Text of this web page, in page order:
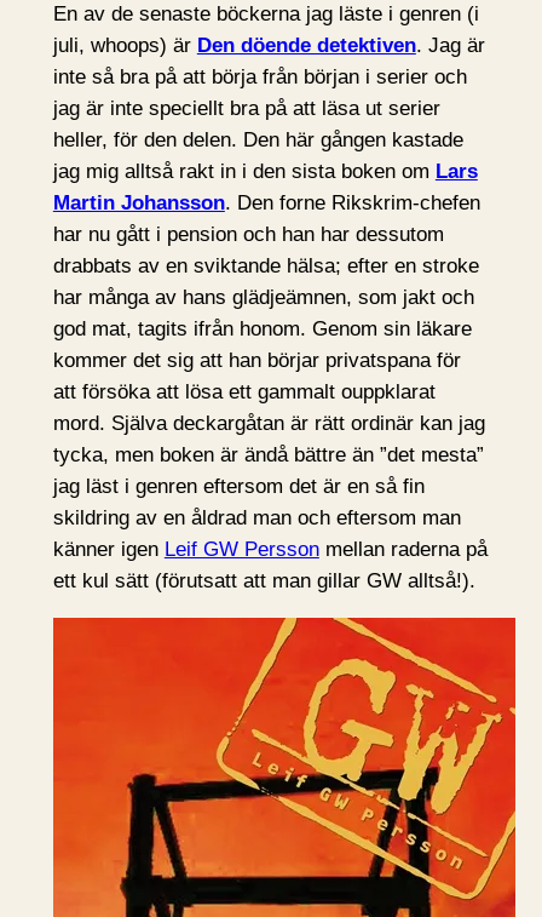
En av de senaste böckerna jag läste i genren (i
juli, whoops) är Den döende detektiven. Jag är
inte så bra på att börja från början i serier och
jag är inte speciellt bra på att läsa ut serier
heller, för den delen. Den här gången kastade
jag mig alltså rakt in i den sista boken om Lars
Martin Johansson. Den forne Rikskrim-chefen
har nu gått i pension och han har dessutom
drabbats av en sviktande hälsa; efter en stroke
har många av hans glädjeämnen, som jakt och
god mat, tagits ifrån honom. Genom sin läkare
kommer det sig att han börjar privatspana för
att försöka att lösa ett gammalt ouppklarat
mord. Själva deckargåtan är rätt ordinär kan jag
tycka, men boken är ändå bättre än ”det mesta”
jag läst i genren eftersom det är en så fin
skildring av en åldrad man och eftersom man
känner igen Leif GW Perssonmellan raderna på
ett kul sätt (förutsatt att man gillar GW alltså!).